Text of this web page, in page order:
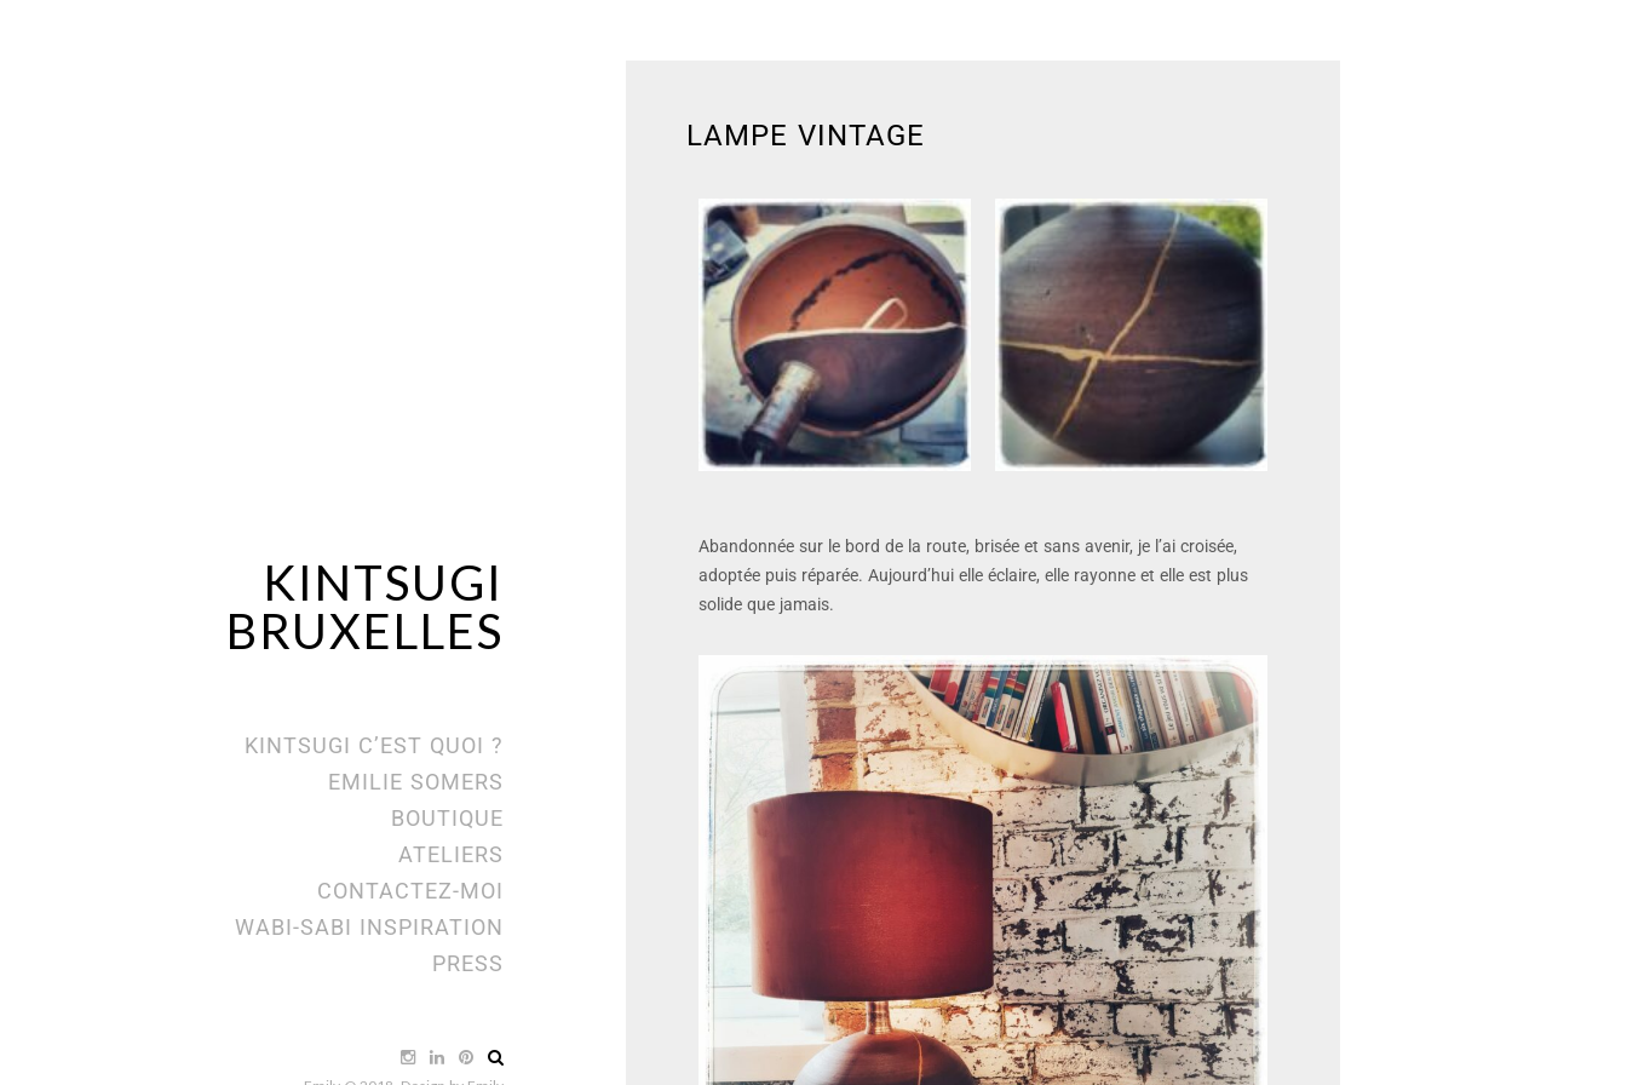
KINTSUGI
BRUXELLES
KINTSUGI C’EST QUOI ?
EMILIE SOMERS
BOUTIQUE
ATELIERS
CONTACTEZ-MOI
WABI-SABI INSPIRATION
PRESS
LAMPE VINTAGE
Abandonnée sur le bord de la route, brisée et sans avenir, je l’ai croisée,
adoptée puis réparée. Aujourd’hui elle éclaire, elle rayonne et elle est plus
solide que jamais.